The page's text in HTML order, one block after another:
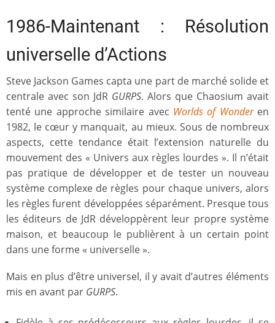
1986-Maintenant : Résolution
universelle d’Actions
Steve Jackson Games capta une part de marché solide et
centrale avec son JdR GURPS. Alors que Chaosium avait
tenté une approche similaire avec Worlds of Wonderen
1982, le cœur y manquait, au mieux. Sous de nombreux
aspects, cette tendance était l’extension naturelle du
mouvement des « Univers aux règles lourdes ». Il n’était
pas pratique de développer et de tester un nouveau
système complexe de règles pour chaque univers, alors
les règles furent développées séparément. Presque tous
les éditeurs de JdR développèrent leur propre système
maison, et beaucoup le publièrent à un certain point
dans une forme « universelle ».
Mais en plus d’être universel, il y avait d’autres éléments
mis en avant par GURPS.